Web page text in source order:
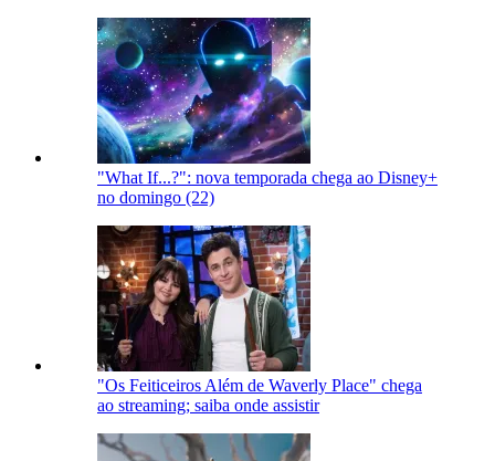
"What If...?": nova temporada chega ao Disney+
no domingo (22)
"Os Feiticeiros Além de Waverly Place" chega
ao streaming; saiba onde assistir